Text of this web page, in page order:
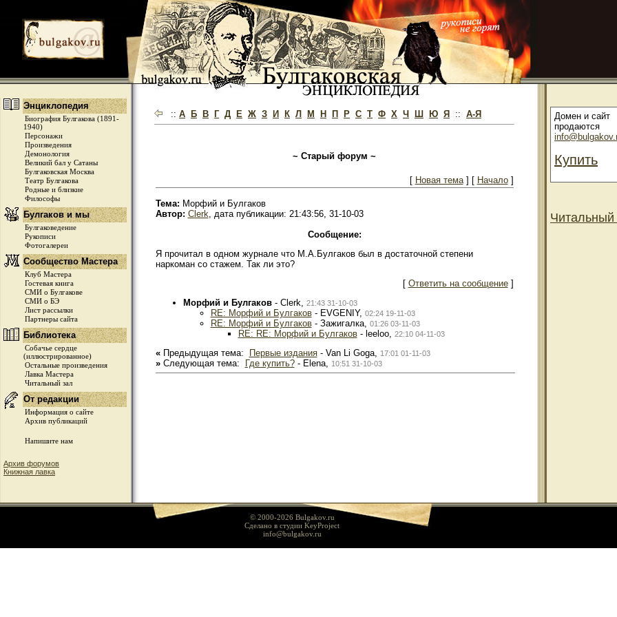
Энциклопедия
Биография Булгакова (1891-
1940)
Персонажи
Произведения
Демонология
Великий бал у Сатаны
Булгаковская Москва
Театр Булгакова
Родные и близкие
Философы
Булгаков и мы
Булгаковедение
Рукописи
Фотогалереи
Сообщество Мастера
Клуб Мастера
Гостевая книга
СМИ о Булгакове
СМИ о БЭ
Лист рассылки
Партнеры сайта
Библиотека
Собачье сердце
(иллюстрированное)
Остальные произведения
Лавка Мастера
Читальный зал
От редакции
Информация о сайте
Архив публикаций
Напишите нам
Архив форумов
Книжная лавка
:: А Б В Г Д Е Ж З И К Л М Н П Р С Т Ф Х Ч Ш Ю Я :: А-Я
~ Старый форум ~
[ Новая тема] [ Начало]
Тема: Морфий и Булгаков
Автор: Clerk , дата публикации: 21:43:56, 31-10-03
Сообщение:
Я прочитал в одном журнале что М.А.Булгаков был в достаточной степени
наркоман со стажем. Так ли это?
[ Ответить на сообщение]
Морфий и Булгаков- Clerk, 21:43 31-10-03
RE: Морфий и Булгаков- EVGENIY, 02:24 19-11-03
RE: Морфий и Булгаков- Зажигалка, 01:26 03-11-03
RE: RE: Морфий и Булгаков- leeloo, 22:10 04-11-03
«Предыдущая тема: Первые издания- Van Li Goga, 17:01 01-11-03
»Следующая тема: Где купить?- Elena, 10:51 31-10-03
Домен и сайт
продаются
Купить
Читальный
© 2000-2026 Bulgakov.ru
Сделано в студии KeyProject
info@bulgakov.ru